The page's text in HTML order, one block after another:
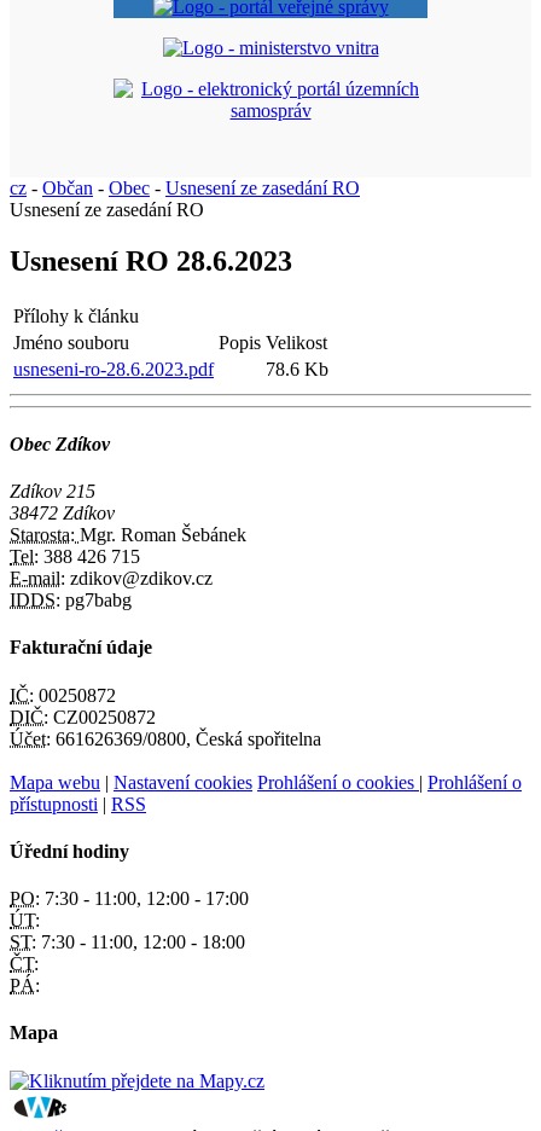
cz - Občan - Obec - Usnesení ze zasedání RO
Usnesení ze zasedání RO
Usnesení RO 28.6.2023
Přílohy k článku
Jméno souboru
Popis Velikost
usneseni-ro-28.6.2023.pdf
78.6 Kb
Obec Zdíkov
Zdíkov 215
38472 Zdíkov
Starosta: Mgr. Roman Šebánek
Tel: 388 426 715
E-mail: zdikov@zdikov.cz
IDDS: pg7babg
Fakturační údaje
IČ: 00250872
DIČ: CZ00250872
Účet: 661626369/0800, Česká spořitelna
Mapa webu | Nastavení cookies Prohlášení o cookies | Prohlášení o
přístupnosti | RSS
Úřední hodiny
PO: 7:30 - 11:00, 12:00 - 17:00
ÚT:
ST: 7:30 - 11:00, 12:00 - 18:00
ČT:
PÁ:
Mapa